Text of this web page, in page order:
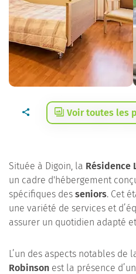
Voir toutes les
Située à Digoin, la Résidence
un cadre d'hébergement
spécifiques des seniors. Cet
une variété de services et
assurer un quotidien adapté
L’un des aspects notables de
Robinson est la présence